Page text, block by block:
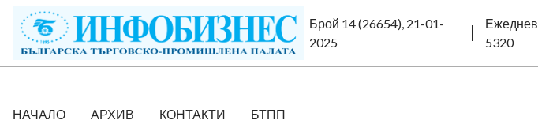
Брой 14 (26654), 21-01-
2025
5320
НАЧАЛО АРХИВ КОНТАКТИ БТПП